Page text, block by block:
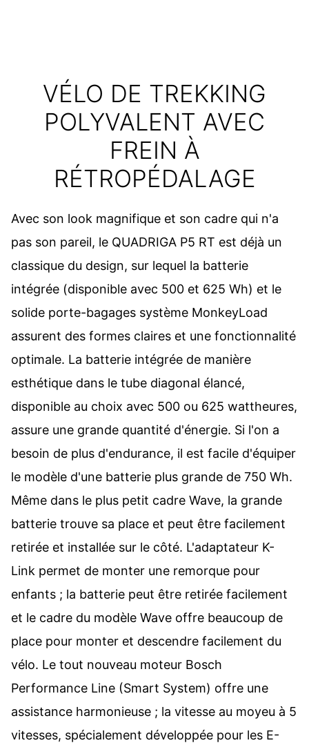
VÉLO DE TREKKING
POLYVALENT AVEC
FREIN À
RÉTROPÉDALAGE
Avec son look magnifique et son cadre qui n'a
pas son pareil, le QUADRIGA P5 RT est déjà un
classique du design, sur lequel la batterie
intégrée (disponible avec 500 et 625 Wh) et le
solide porte-bagages système MonkeyLoad
assurent des formes claires et une fonctionnalité
optimale. La batterie intégrée de manière
esthétique dans le tube diagonal élancé,
disponible au choix avec 500 ou 625 wattheures,
assure une grande quantité d'énergie. Si l'on a
besoin de plus d'endurance, il est facile d'équiper
le modèle d'une batterie plus grande de 750 Wh.
Même dans le plus petit cadre Wave, la grande
batterie trouve sa place et peut être facilement
retirée et installée sur le côté. L'adaptateur K-
Link permet de monter une remorque pour
enfants ; la batterie peut être retirée facilement
et le cadre du modèle Wave offre beaucoup de
place pour monter et descendre facilement du
vélo. Le tout nouveau moteur Bosch
Performance Line (Smart System) offre une
assistance harmonieuse ; la vitesse au moyeu à 5
vitesses, spécialement développée pour les E-